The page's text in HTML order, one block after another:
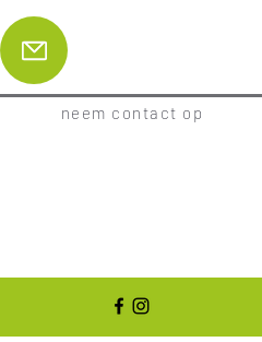
neem contact op